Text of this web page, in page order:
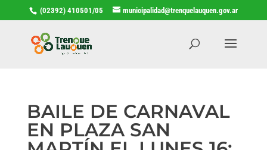
(02392) 410501/05 municipalidad@trenquelauquen.gov.ar
BAILE DE CARNAVAL
EN PLAZA SAN